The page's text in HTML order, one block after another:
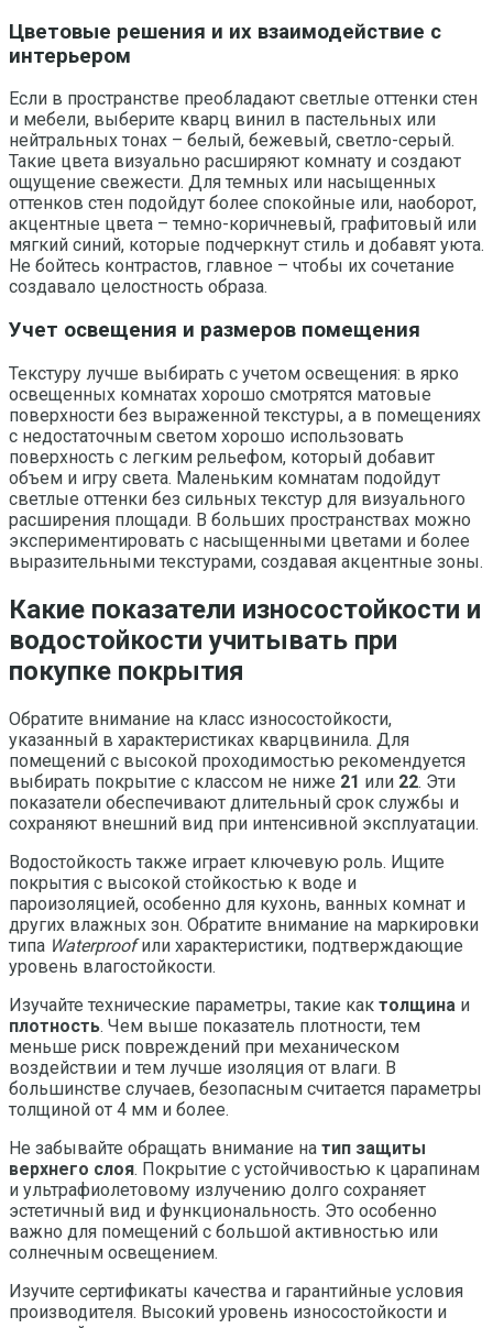
Цветовые решения и их взаимодействие с
интерьером
Если в пространстве преобладают светлые оттенки стен
и мебели, выберите кварц винил в пастельных или
нейтральных тонах – белый, бежевый, светло-серый.
Такие цвета визуально расширяют комнату и создают
ощущение свежести. Для темных или насыщенных
оттенков стен подойдут более спокойные или, наоборот,
акцентные цвета – темно-коричневый, графитовый или
мягкий синий, которые подчеркнут стиль и добавят уюта.
Не бойтесь контрастов, главное – чтобы их сочетание
создавало целостность образа.
Учет освещения и размеров помещения
Текстуру лучше выбирать с учетом освещения: в ярко
освещенных комнатах хорошо смотрятся матовые
поверхности без выраженной текстуры, а в помещениях
с недостаточным светом хорошо использовать
поверхность с легким рельефом, который добавит
объем и игру света. Маленьким комнатам подойдут
светлые оттенки без сильных текстур для визуального
расширения площади. В больших пространствах можно
экспериментировать с насыщенными цветами и более
выразительными текстурами, создавая акцентные зоны.
Какие показатели износостойкости и
водостойкости учитывать при
покупке покрытия
Обратите внимание на класс износостойкости,
указанный в характеристиках кварцвинила. Для
помещений с высокой проходимостью рекомендуется
выбирать покрытие с классом не ниже 21 или 22. Эти
показатели обеспечивают длительный срок службы и
сохраняют внешний вид при интенсивной эксплуатации.
Водостойкость также играет ключевую роль. Ищите
покрытия с высокой стойкостью к воде и
пароизоляцией, особенно для кухонь, ванных комнат и
других влажных зон. Обратите внимание на маркировки
типа Waterproofили характеристики, подтверждающие
уровень влагостойкости.
Изучайте технические параметры, такие как толщина и
плотность. Чем выше показатель плотности, тем
меньше риск повреждений при механическом
воздействии и тем лучше изоляция от влаги. В
большинстве случаев, безопасным считается параметры
толщиной от 4 мм и более.
Не забывайте обращать внимание на тип защиты
верхнего слоя. Покрытие с устойчивостью к царапинам
и ультрафиолетовому излучению долго сохраняет
эстетичный вид и функциональность. Это особенно
важно для помещений с большой активностью или
солнечным освещением.
Изучите сертификаты качества и гарантийные условия
производителя. Высокий уровень износостойкости и